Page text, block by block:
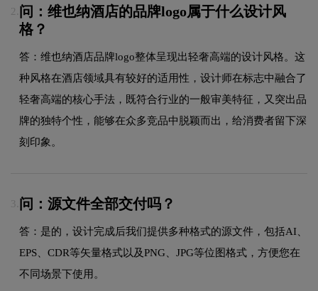
2. 问：维也纳酒店的品牌logo属于什么设计风
格？
答：维也纳酒店品牌logo整体呈现出轻奢高端的设计风格。这
种风格在酒店领域具有较好的适用性，设计师在标志中融合了
轻奢高端的核心手法，既符合行业的一般审美特征，又突出品
牌的独特个性，能够在众多竞品中脱颖而出，给消费者留下深
刻印象。
3. 问：源文件全部交付吗？
答：是的，设计完成后我们提供多种格式的源文件，包括AI、
EPS、CDR等矢量格式以及PNG、JPG等位图格式，方便您在
不同场景下使用。